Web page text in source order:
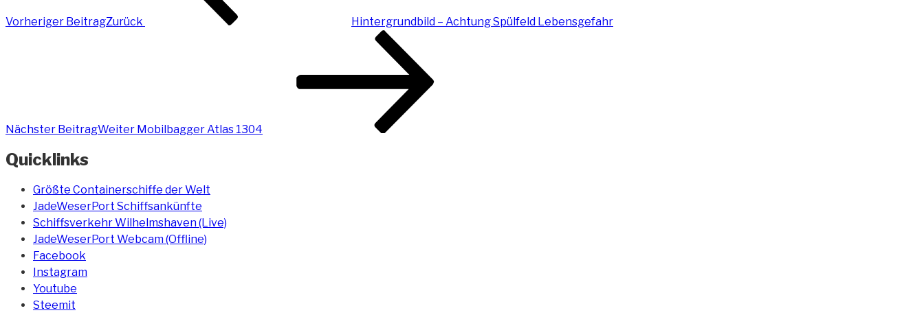
Vorheriger BeitragZurück Hintergrundbild – Achtung Spülfeld Lebensgefahr
Nächster BeitragWeiter Mobilbagger Atlas 1304
Quicklinks
Größte Containerschiffe der Welt
JadeWeserPort Schiffsankünfte
Schiffsverkehr Wilhelmshaven (Live)
JadeWeserPort Webcam (Offline)
Facebook
Instagram
Youtube
Steemit